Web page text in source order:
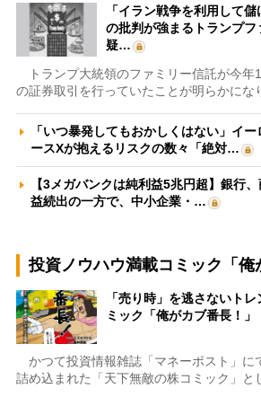
「イラン戦争を利用して
の批判が強まるトランプ
疑…
トランプ大統領のファミリー信託が今年
の証券取引を行っていたことが明らかにな
「いつ暴発してもおかしくはない」イ
ースXが抱えるリスクの数々「絶対…
【3メガバンクは純利益5兆円超】銀行
益続出の一方で、中小企業・…
投資ノウハウ満載コミック「俺
「売り時」を逃さないト
ミック「俺がカブ番長！」
かつて投資情報雑誌「マネーポスト」に
詰め込まれた「天下無敵の株コミック」と